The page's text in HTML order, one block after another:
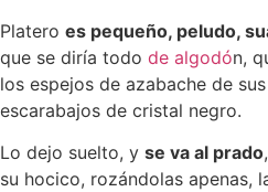
Platero es pequeño, peludo,
que se diría todo de algodón,
los espejos de azabache de
escarabajos de cristal negro.
Lo dejo suelto, y se va al prado
su hocico, rozándolas apenas,